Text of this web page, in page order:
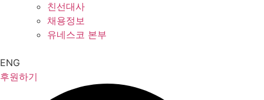
친선대사
채용정보
유네스코 본부
ENG
후원하기